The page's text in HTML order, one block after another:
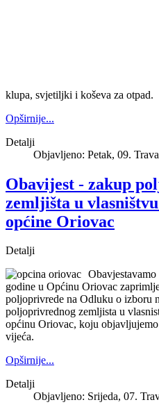
klupa, svjetiljki i koševa za otpad.
Opširnije...
Detalji
Objavljeno: Petak, 09.
Obavijest - zakup
zemljišta u
općine Oriovac
Detalji
Obavjestavamo
godine u Općinu Oriovac
poljoprivrede na Odluku o izboru
poljoprivrednog zemljista u
općinu Oriovac, koju
vijeća.
Opširnije...
Detalji
Objavljeno: Srijeda, 07.